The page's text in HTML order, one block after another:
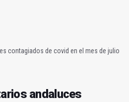
contagiados de covid en el mes de julio
andaluces